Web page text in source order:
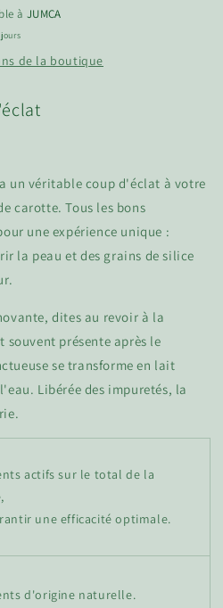
à JUMCA
de la boutique
un véritable coup d'éclat à votre
carotte. Tous les bons
une expérience unique :
la peau et des grains de silice
dites au revoir à la
présente après le
se transforme en lait
Libérée des impuretés, la
actifs sur le total de la
une efficacité optimale.
d'origine naturelle.